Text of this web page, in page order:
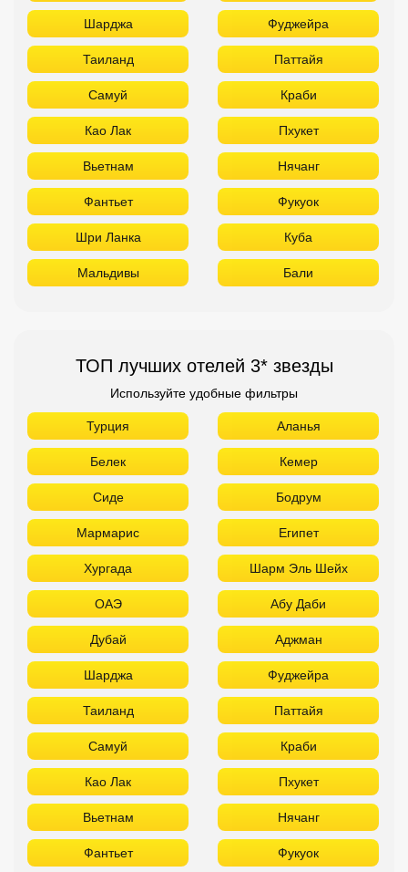
Шарджа Фуджейра
Таиланд Паттайя
Самуй Краби
Као Лак Пхукет
Вьетнам Нячанг
Фантьет Фукуок
Шри Ланка Куба
Мальдивы Бали
ТОП лучших отелей 3* звезды
Используйте удобные фильтры
Турция Аланья
Белек Кемер
Сиде Бодрум
Мармарис Египет
Хургада Шарм Эль Шейх
ОАЭ Абу Даби
Дубай Аджман
Шарджа Фуджейра
Таиланд Паттайя
Самуй Краби
Као Лак Пхукет
Вьетнам Нячанг
Фантьет Фукуок